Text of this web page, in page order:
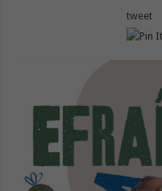
tweet